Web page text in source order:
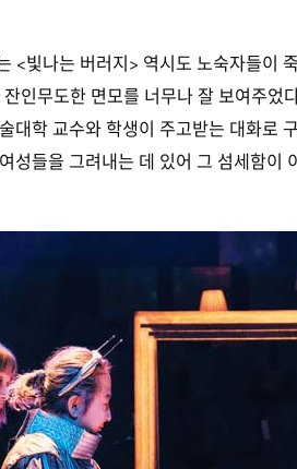
<빛나는 버러지> 역시도 노숙자들이
인무도한 면모를 너무나 잘 보여주
대학 교수와 학생이 주고받는 대화로
성들을 그려내는 데 있어 그 섬세함